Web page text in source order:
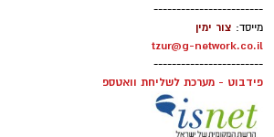
ניסיון ויכולת בניהול והובלת צוות.
יכולת לפיתוח והפקת פרויקטים
ואירועי תוכן.
חשיבה עצמאית ורב־תחומית.
יחסי אנוש מצוינים, יוזמה
------------------------
מייסד: צור ימין
tzur@g-network.co.il
------------------------
פידבוט - מערכת לשליחת וואטספ